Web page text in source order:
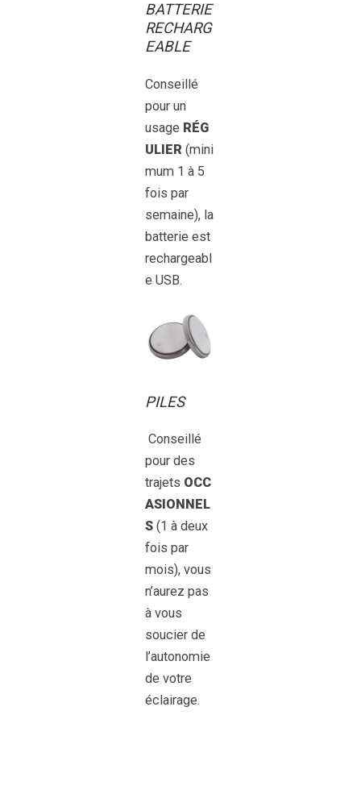
BATTERIE
RECHARG
EABLE
Conseillé
pour un
usage RÉG
ULIER (mini
mum 1 à 5
fois par
semaine), la
batterie est
rechargeabl
e USB.
PILES
Conseillé
pour des
trajets OCC
ASIONNEL
S (1 à deux
fois par
mois), vous
n’aurez pas
à vous
soucier de
l’autonomie
de votre
éclairage.